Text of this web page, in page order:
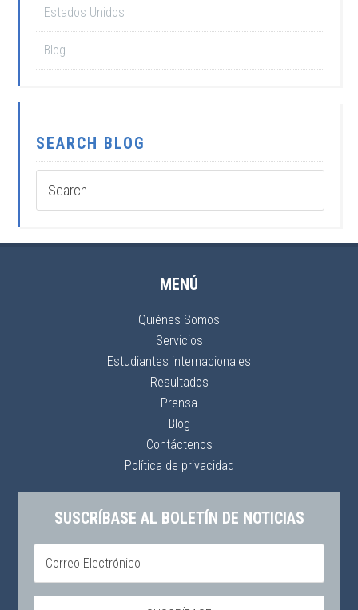
Estados Unidos
Blog
SEARCH BLOG
MENÚ
Quiénes Somos
Servicios
Estudiantes internacionales
Resultados
Prensa
Blog
Contáctenos
Política de privacidad
SUSCRÍBASE AL BOLETÍN DE NOTICIAS